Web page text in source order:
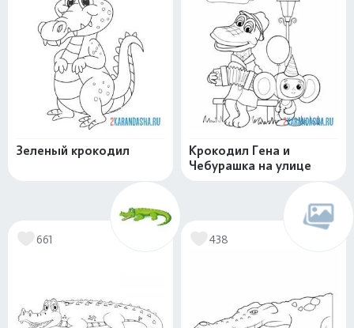
Зеленый крокодил
Крокодил Гена и
Чебурашка на улице
661 438